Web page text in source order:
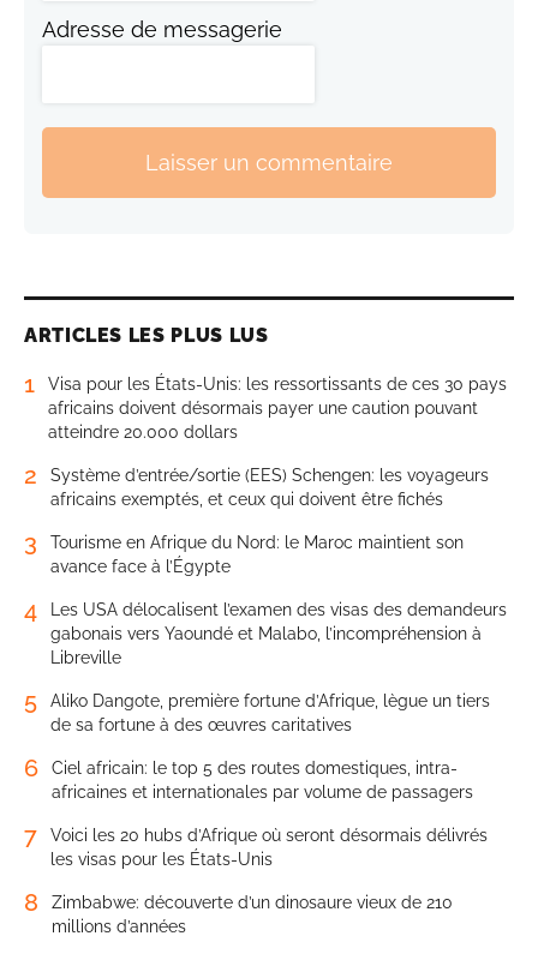
Adresse de messagerie
Laisser un commentaire
ARTICLES LES PLUS LUS
1
Visa pour les États-Unis: les ressortissants de ces 30 pays
africains doivent désormais payer une caution pouvant
atteindre 20.000 dollars
2
Système d’entrée/sortie (EES) Schengen: les voyageurs
africains exemptés, et ceux qui doivent être fichés
3
Tourisme en Afrique du Nord: le Maroc maintient son
avance face à l’Égypte
4
Les USA délocalisent l’examen des visas des demandeurs
gabonais vers Yaoundé et Malabo, l’incompréhension à
Libreville
5
Aliko Dangote, première fortune d’Afrique, lègue un tiers
de sa fortune à des œuvres caritatives
6
Ciel africain: le top 5 des routes domestiques, intra-
africaines et internationales par volume de passagers
7
Voici les 20 hubs d’Afrique où seront désormais délivrés
les visas pour les États-Unis
8
Zimbabwe: découverte d’un dinosaure vieux de 210
millions d’années